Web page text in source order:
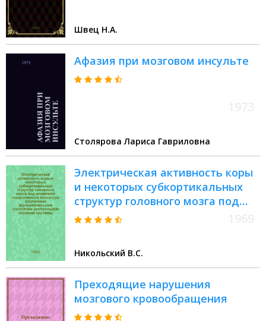
холодового гипобиоза и
проявления реакции
термогенеза : Автореф. дис. на
соискание учен. степени канд.
Швец Н.А.
Афазия при мозговом инсульте
Столярова Лариса Гавриловна
Электрическая активность коры
и некоторых субкортикальных
структур головного мозга под
влиянием гетерогенного белка
системы : Автореф. дис. на
соискание учен. степени канд.
мед. наук : (766)
Никольский В.С.
Преходящие нарушения
мозгового кровообращения